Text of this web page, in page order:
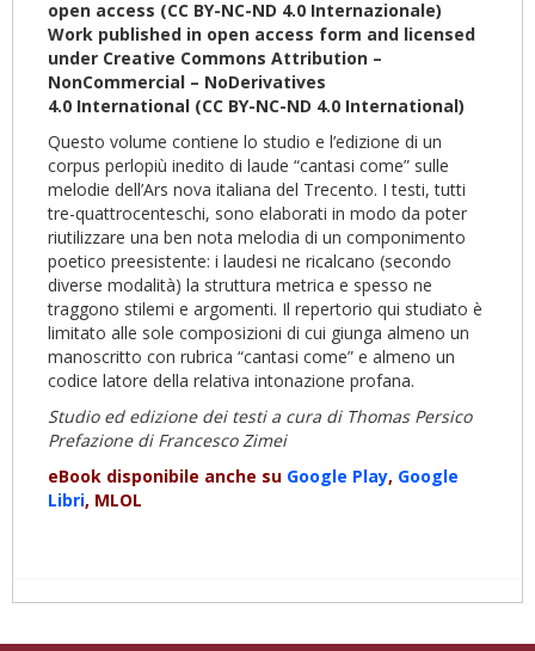
open access (CC BY-NC-ND 4.0 Internazionale)
Work published in open access form and licensed
under Creative Commons Attribution –
NonCommercial – NoDerivatives
4.0 International (CC BY-NC-ND 4.0 International)
Questo volume contiene lo studio e l’edizione di un
corpus perlopiù inedito di laude “cantasi come” sulle
melodie dell’Ars nova italiana del Trecento. I testi, tutti
tre-quattrocenteschi, sono elaborati in modo da poter
riutilizzare una ben nota melodia di un componimento
poetico preesistente: i laudesi ne ricalcano (secondo
diverse modalità) la struttura metrica e spesso ne
traggono stilemi e argomenti. Il repertorio qui studiato è
limitato alle sole composizioni di cui giunga almeno un
manoscritto con rubrica “cantasi come” e almeno un
codice latore della relativa intonazione profana.
Studio ed edizione dei testi a cura di Thomas Persico
Prefazione di Francesco Zimei
eBook disponibile anche su Google Play, Google
Libri, MLOL